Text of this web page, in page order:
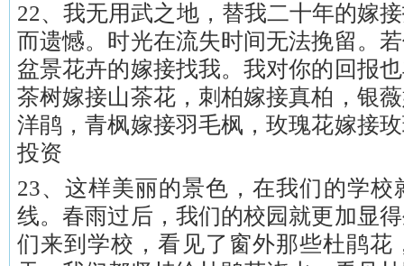
22、我无用武之地，替我二十年的嫁
而遗憾。时光在流失时间无法挽留。
盆景花卉的嫁接找我。我对你的回报
茶树嫁接山茶花，刺柏嫁接真柏，银
洋鹃，青枫嫁接羽毛枫，玫瑰花嫁接
投资
23、这样美丽的景色，在我们的学
线。春雨过后，我们的校园就更加显
们来到学校，看见了窗外那些杜鹃花